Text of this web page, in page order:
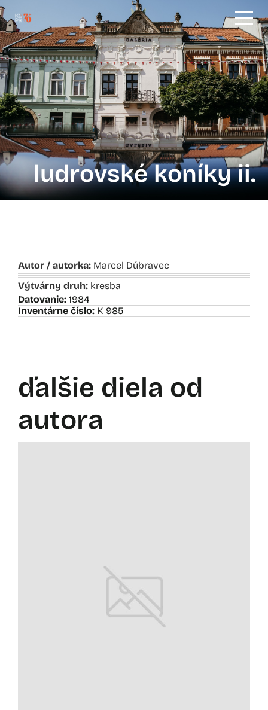
ludrovské koníky ii.
Autor / autorka: Marcel Dúbravec
Výtvárny druh: kresba
Datovanie: 1984
Inventárne číslo: K 985
ďalšie diela od
autora